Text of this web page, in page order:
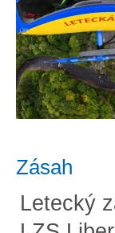
Zásah
Letecký